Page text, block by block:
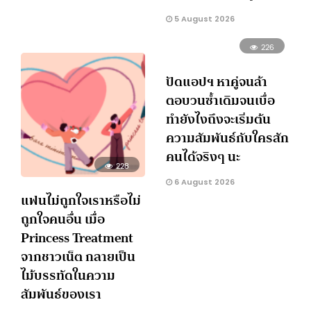
5 August 2026
228
แฟนไม่ถูกใจเราหรือไม่
ถูกใจคนอื่น เมื่อ
Princess Treatment
จากชาวเน็ต กลายเป็น
ไม้บรรทัดในความ
สัมพันธ์ของเรา
226
ปัดแอปฯ หาคู่จนล้า
ตอบวนซ้ำเดิมจนเบื่อ
ทำยังไงถึงจะเริ่มต้น
ความสัมพันธ์กับใครสัก
คนได้จริงๆ นะ
6 August 2026